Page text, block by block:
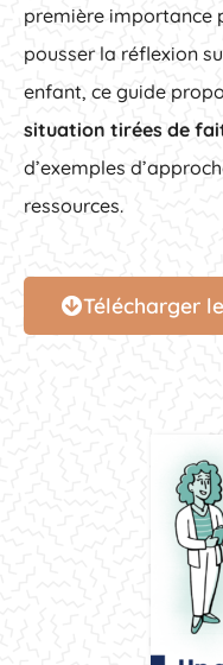
première importance
pousser la réflexion
enfant, ce guide
situation tirées de
d’exemples
ressources.
Télécharger